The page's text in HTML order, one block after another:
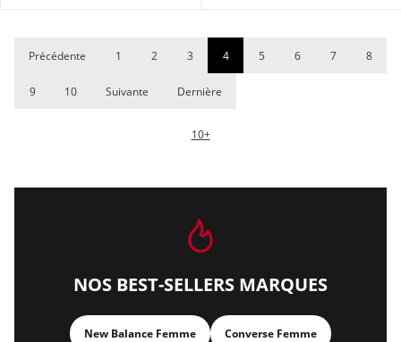
Précédente 1 2 3 4 5 6 7 8
9 10 Suivante Dernière
10+
NOS BEST-SELLERS MARQUES
New Balance Femme Converse Femme